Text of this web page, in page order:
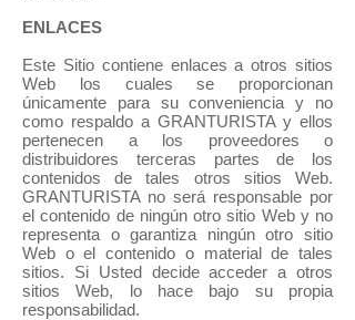
ENLACES
Este Sitio contiene enlaces a otros sitios
Web los cuales se proporcionan
únicamente para su conveniencia y no
como respaldo a GRANTURISTA y ellos
pertenecen a los proveedores o
distribuidores terceras partes de los
contenidos de tales otros sitios Web.
GRANTURISTA no será responsable por
el contenido de ningún otro sitio Web y no
representa o garantiza ningún otro sitio
Web o el contenido o material de tales
sitios. Si Usted decide acceder a otros
sitios Web, lo hace bajo su propia
responsabilidad.